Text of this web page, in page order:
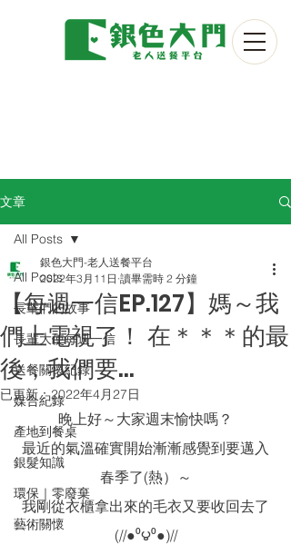
文章
All Posts
長輩們的故事
長輩大使每週一信
送餐關懷紀錄
媒合紀錄
產地到餐桌
銀髮知識
環保｜零廢棄
藝術關懷
All Posts
【每週一信EP.127】媽～我
們上電視了！ 在＊＊＊的最
後，我們要...
銀色大門-老人送餐平台
2022年3月11日 讀畢需時 2 分鐘
已更新：2022年4月27日
晚上好～大家週末愉快嗎？
最近的氣溫確實開始漸漸感覺到要邁入
春季了(熱）～
我剛從衣櫃拿出來的毛衣又要收回去了
(//●⁰౪⁰●)//